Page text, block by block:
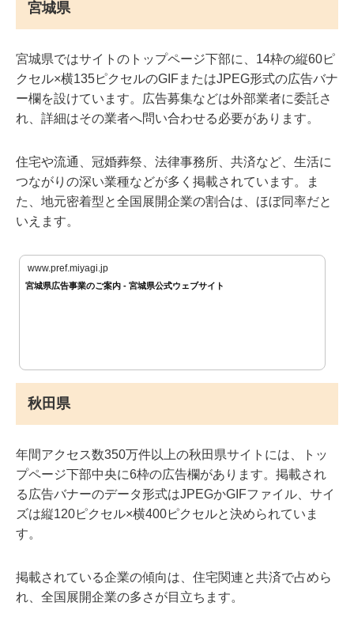
宮城県
宮城県ではサイトのトップページ下部に、14枠の縦60ピ
クセル×横135ピクセルのGIFまたはJPEG形式の広告バナ
ー欄を設けています。広告募集などは外部業者に委託さ
れ、詳細はその業者へ問い合わせる必要があります。
住宅や流通、冠婚葬祭、法律事務所、共済など、生活に
つながりの深い業種などが多く掲載されています。ま
た、地元密着型と全国展開企業の割合は、ほぼ同率だと
いえます。
www.pref.miyagi.jp
宮城県広告事業のご案内 - 宮城県公式ウェブサイト
秋田県
年間アクセス数350万件以上の秋田県サイトには、トッ
プページ下部中央に6枠の広告欄があります。掲載され
る広告バナーのデータ形式はJPEGかGIFファイル、サイ
ズは縦120ピクセル×横400ピクセルと決められていま
す。
掲載されている企業の傾向は、住宅関連と共済で占めら
れ、全国展開企業の多さが目立ちます。